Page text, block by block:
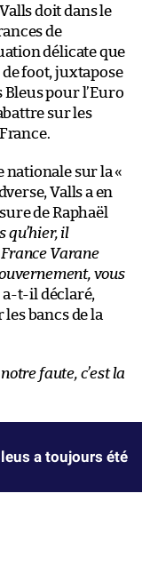
doit dans le
de
délicate que
foot, juxtapose
pour l’Euro
sur les
nationale sur la «
Valls a en
de Raphaël
qu’hier, il
Varane
vous
a-t-il déclaré,
bancs de la
faute, c’est la
a toujours été